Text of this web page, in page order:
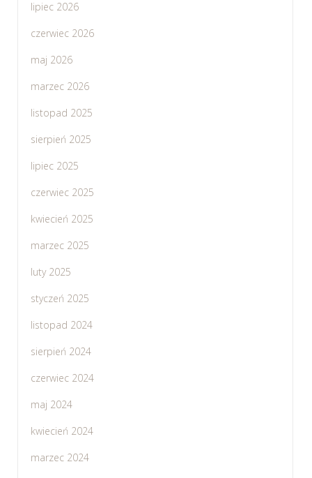
lipiec 2026
czerwiec 2026
maj 2026
marzec 2026
listopad 2025
sierpień 2025
lipiec 2025
czerwiec 2025
kwiecień 2025
marzec 2025
luty 2025
styczeń 2025
listopad 2024
sierpień 2024
czerwiec 2024
maj 2024
kwiecień 2024
marzec 2024